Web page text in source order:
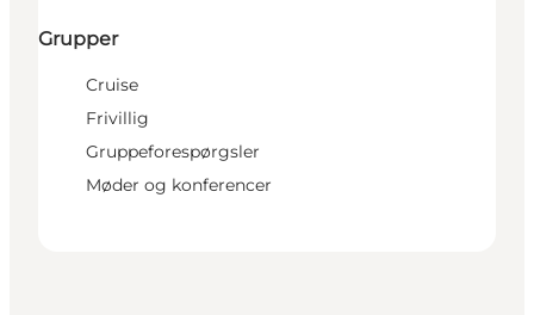
Grupper
Cruise
Frivillig
Gruppeforespørgsler
Møder og konferencer